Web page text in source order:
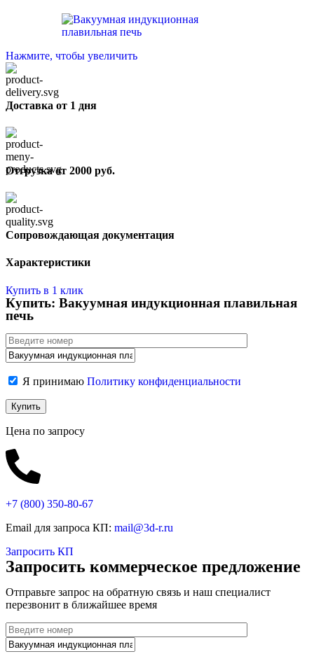
Нажмите, чтобы увеличить
Доставка от 1 дня
Отгрузка от 2000 руб.
Сопровождающая документация
Характеристики
Купить в 1 клик
Купить: Вакуумная индукционная плавильная
печь
Я принимаю Политику конфиденциальности
Цена по запросу
+7 (800) 350-80-67
Email для запроса КП: mail@3d-r.ru
Запросить КП
Запросить коммерческое предложение
Отправьте запрос на обратную связь и наш специалист
перезвонит в ближайшее время